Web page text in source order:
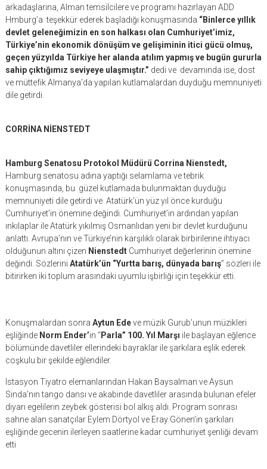
arkadaşlarına, Alman temsilcilere ve programı hazırlayan ADD
Hmburg’a teşekkür ederek başladığı konuşmasında “Binlerce yıllık
devlet geleneğimizin en son halkası olan Cumhuriyet’imiz,
Türkiye’nin ekonomik dönüşüm ve gelişiminin itici gücü olmuş,
geçen yüzyılda Türkiye her alanda atılım yapmış ve bugün gururla
sahip çıktığımız seviyeye ulaşmıştır.” dedi ve devamında ise, dost
ve müttefik Almanya’da yapılan kutlamalardan duyduğu memnuniyeti
dile getirdi.
CORRİNA NİENSTEDT
Hamburg Senatosu Protokol Müdürü Corrina Nienstedt,
Hamburg senatosu adına yaptığı selamlama ve tebrik
konuşmasında, bu güzel kutlamada bulunmaktan duyduğu
memnuniyeti dile getirdi ve Atatürk’ün yüz yıl önce kurduğu
Cumhuriyet’in önemine değindi. Cumhuriyet’in ardından yapılan
ınkılaplar ile Atatürk yıkılmış Osmanlıdan yeni bir devlet kurduğunu
anlattı. Avrupa’nın ve Türkiye’nin karşılıklı olarak birbirilerine ihtiyacı
olduğunun altını çizen NienstedtCumhuriyet değerlerinin önemine
değindi. Sözlerini Atatürk’ün “Yurtta barış, dünyada barış” sözleri ile
bitirirken iki toplum arasındaki uyumlu işbirliği için teşekkür etti.
Konuşmalardan sonra Aytun Edeve müzik Gurub’unun müzikleri
eşliğinde Norm Ender’in “Parla” 100. Yıl Marşı ile başlayan eğlence
bölümünde davetliler ellerindeki bayraklar ile şarkılara eşlik ederek
coşkulu bir şekilde eğlendiler.
Istasyon Tiyatro elemanlarından Hakan Baysalman ve Aysun
Sinda’nın tango dansı ve akabinde davetliler arasında bulunan efeler
diyarı egelilerin zeybek gösterisi bol alkış aldı. Program sonrası
sahne alan sanatçılar Eylem Dörtyol ve Eray Gönen’in şarkıları
eşliğinde gecenin ilerleyen saatlerine kadar cumhuriyet şenliği devam
etti